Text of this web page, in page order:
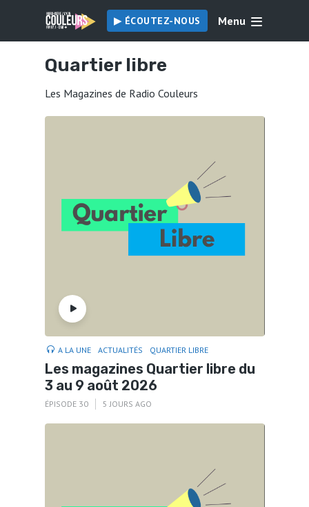
▶︎ ÉCOUTEZ-NOUS Menu
Quartier libre
Les Magazines de Radio Couleurs
A LA UNE ACTUALITÉS QUARTIER LIBRE
Les magazines Quartier libre du
3 au 9 août 2026
ÉPISODE 30 5 JOURS AGO